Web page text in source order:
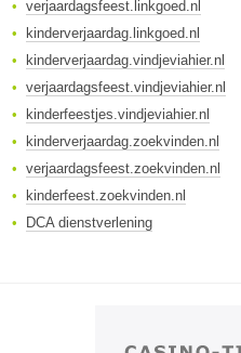
verjaardagsfeest.linkgoed.nl
kinderverjaardag.linkgoed.nl
kinderverjaardag.vindjeviahier.nl
verjaardagsfeest.vindjeviahier.nl
kinderfeestjes.vindjeviahier.nl
kinderverjaardag.zoekvinden.nl
verjaardagsfeest.zoekvinden.nl
kinderfeest.zoekvinden.nl
DCA dienstverlening